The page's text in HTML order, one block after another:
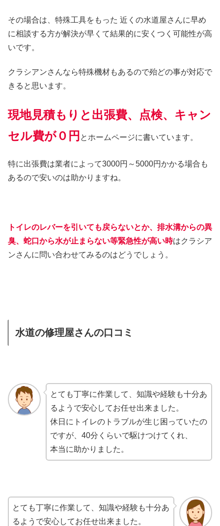
その場合は、特殊工具をもった 近くの水道屋さんに早め
に相談する方が解決が早くて結果的に安くつく可能性が高
いです。
クラシアンさんなら特殊機材もあるので殆どの事が対応で
きると思います。
現地見積もりと出張費、点検、キャン
セル費が０円 とホームページに書いています。
特に出張費は業者によって3000円～5000円かかる場合も
あるので安いのは助かりますね。
トイレのレバーを引いても戻らないとか、排水溝からの異
臭、蛇口から水が止まらない等緊急性が高い時はクラシア
ンさんに問い合わせてみるのはどうでしょう。
水道の修理屋さんの口コミ
とても丁寧に作業して、知識や経験も十分あ
るようで安心してお任せ出来ました。
休日にトイレのトラブルが生じ困っていたの
ですが、40分くらいで駆けつけてくれ、
本当に助かりました。
とても丁寧に作業して、知識や経験も十分あ
るようで安心してお任せ出来ました。